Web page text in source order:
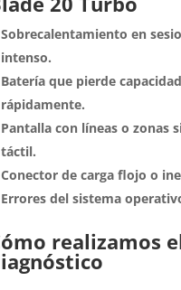
Sobrecalentamiento en
intenso.
Batería que pierde capacidad
rápidamente.
Pantalla con líneas o zonas
táctil.
Conector de carga flojo o
Errores del sistema
realizamos